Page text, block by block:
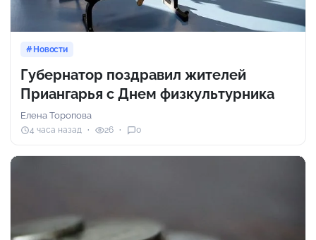
Новости
Губернатор поздравил жителей
Приангарья с Днем физкультурника
Елена Торопова
4 часа назад 26 0